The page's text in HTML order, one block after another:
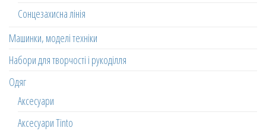
Сонцезахисна лінія
Машинки, моделі техніки
Набори для творчості і рукоділля
Одяг
Аксесуари
Аксесуари Tinto